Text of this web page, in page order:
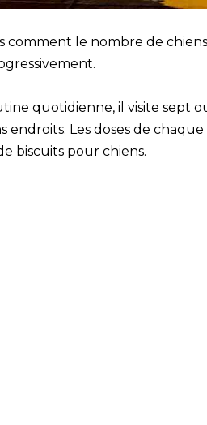
comment le nombre de
quotidienne, il visite sept
Les doses de
biscuits pour chiens.